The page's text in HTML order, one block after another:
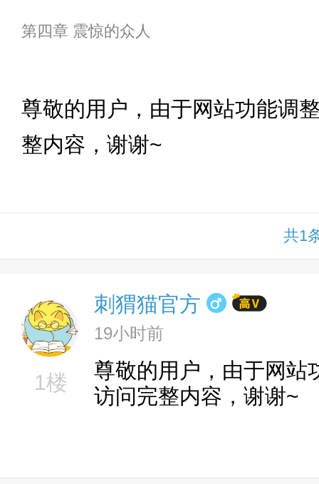
第四章 震惊的众人
尊敬的用户，由于网站功能调
整内容，谢谢~
共1
1楼
刺猬猫官方
19小时前
尊敬的用户，由于网站
访问完整内容，谢谢~